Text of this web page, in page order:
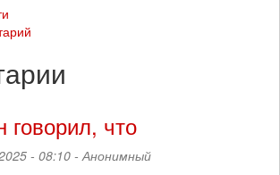
что
- 08:10 - Анонимный